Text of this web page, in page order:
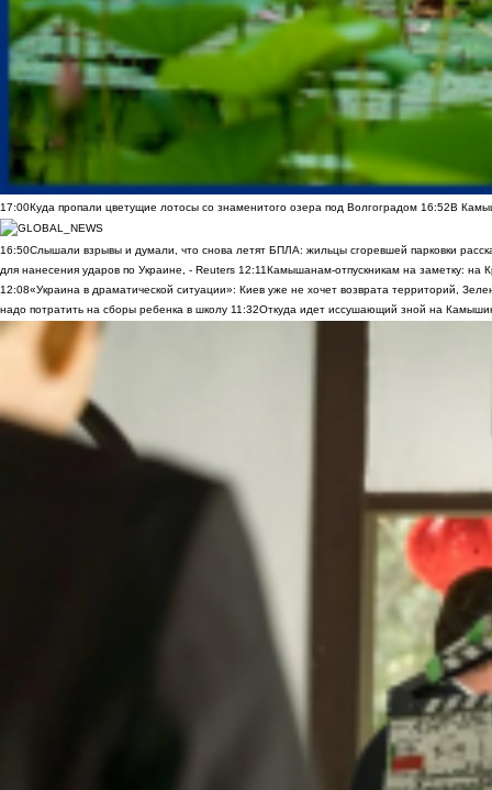
17:00Куда пропали цветущие лотосы со знаменитого озера под Волгоградом 16:52В
16:50Слышали взрывы и думали, что снова летят БПЛА: жильцы сгоревшей парковки
для нанесения ударов по Украине, - Reuters 12:11Камышанам-отпускникам на заметку: на
12:08«Украина в драматической ситуации»: Киев уже не хочет возврата территорий,
надо потратить на сборы ребенка в школу 11:32Откуда идет иссушающий зной на